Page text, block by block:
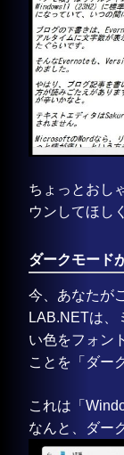
ちょっとおし
ウンしてほし
ダークモード
今、あなたが
LAB.NETは、
い色をフォン
ことを「ダー
これは「
なんと、ダー